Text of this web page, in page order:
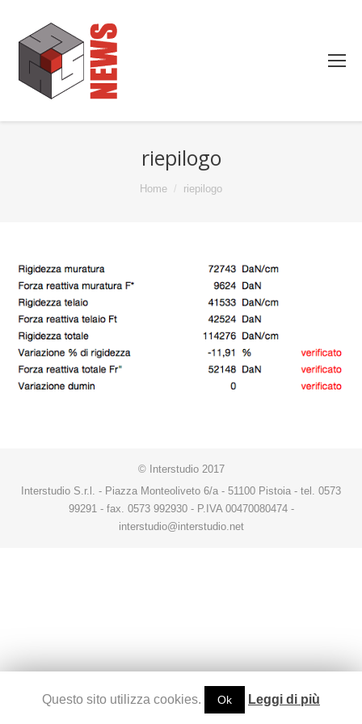
riepilogo
Home riepilogo
© Interstudio 2017
Interstudio S.r.l. - Piazza Monteoliveto 6/a - 51100 Pistoia - tel. 0573
99291 - fax. 0573 992930 - P.IVA 00470080474 -
interstudio@interstudio.net
Questo sito utilizza cookies. Ok Leggi di più